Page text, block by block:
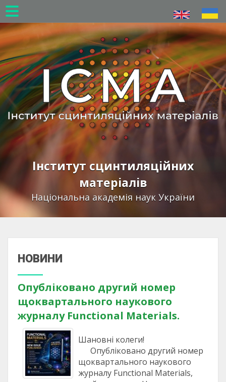
Перейти
до
основного
вмісту
Інститут сцинтиляційних
матеріалів
Національна академія наук України
НОВИНИ
Опубліковано другий номер
щоквартального наукового
журналу Functional Materials.
Шановні колеги!
Опубліковано другий номер
щоквартального наукового
журналу Functional Materials,